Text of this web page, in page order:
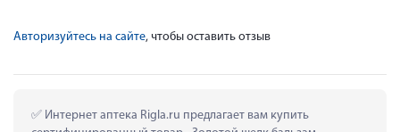
Авторизуйтесь на сайте, чтобы оставить отзыв
Интернет аптека Rigla.ru предлагает вам купить